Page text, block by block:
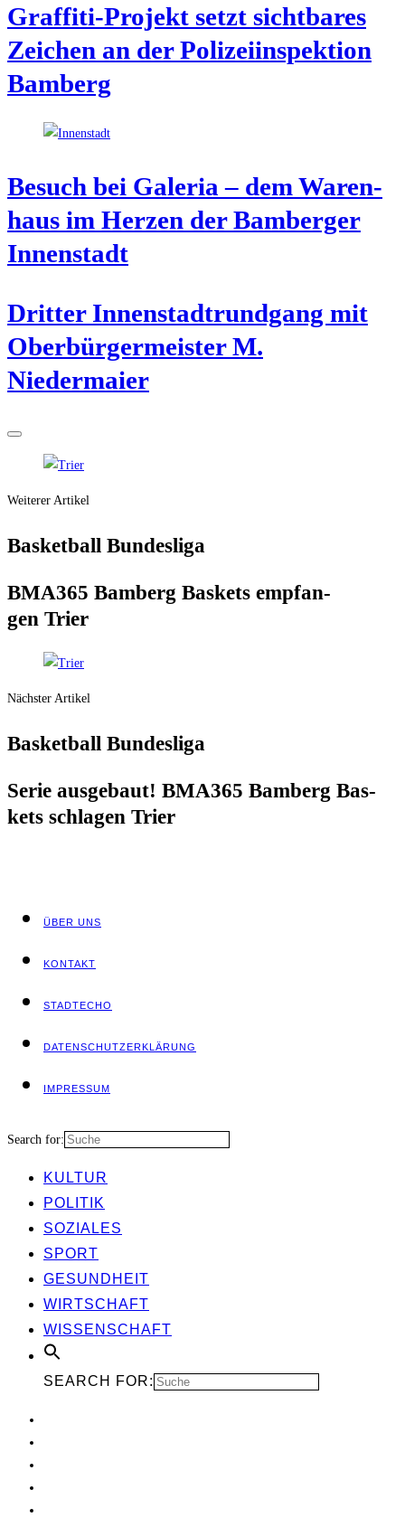
Graf­fi­ti-Pro­jekt setzt sicht­ba­res
Zei­chen an der Poli­zei­in­spek­ti­on
Bamberg
Besuch bei Gale­ria – dem Waren­
haus im Her­zen der Bam­ber­ger
Innenstadt
Drit­ter Innen­stadt­rund­gang mit
Ober­bür­ger­meis­ter M.
Niedermaier
Weiterer Artikel
Bas­ket­ball Bundesliga
BMA365 Bam­berg Bas­kets emp­fan­
gen Trier
Nächster Artikel
Bas­ket­ball Bundesliga
Serie aus­ge­baut! BMA365 Bam­berg Bas­
kets schla­gen Trier
ÜBER UNS
KON­TAKT
STADT­ECHO
DATEN­SCHUTZ­ER­KLÄ­RUNG
IMPRES­SUM
Search for:
KUL­TUR
POLI­TIK
SOZIA­LES
SPORT
GESUND­HEIT
WIRT­SCHAFT
WIS­SEN­SCHAFT
SEARCH FOR: